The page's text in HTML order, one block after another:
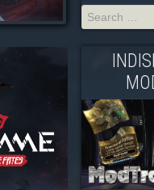
for: